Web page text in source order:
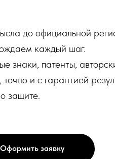
до официальной
каждый шаг.
знаки, патенты,
точно и с гарантией
защите.
Оформить заявку